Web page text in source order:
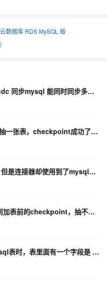
云数据库 RDS MySQL 版
大家有测试过 一个脚本采用flink cdc 同步mysql 能同时同步多少表吗 ?
flink cdc 抽MySQL数据，一开始抽一张表，checkpoint成功了，后面加了一张表，然
我现在创建和查询是postgresql，但是连接器却使用到了mysql中去了，这个怎么回事啊？
cdc 抽MySQL加了一张表，回滚到加表前的checkpoint，抽不了数，这个问题解决了吗？
大佬们，我在用flink cdc 采集mysql表时，表里面有一个字段是 `signed_pdf`